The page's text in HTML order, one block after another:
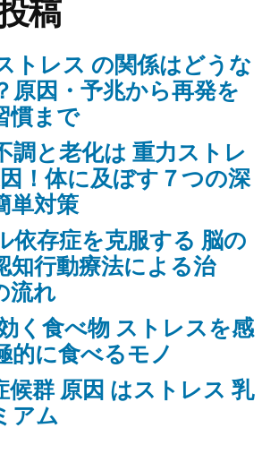
稿
トレス の関係はどうな
原因・予兆から再発を
慣まで
調と老化は 重力ストレ
！体に及ぼす７つの深
単対策
依存症を克服する 脳の
知行動療法による治
流れ
く食べ物 ストレスを感
的に食べるモノ
候群 原因 はストレス 乳
アム